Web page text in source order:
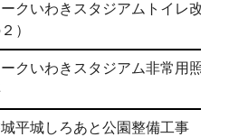
ークいわきスタジアムトイレ改修
）
ークいわきスタジアム非常用照明
平城しろあと公園整備工事